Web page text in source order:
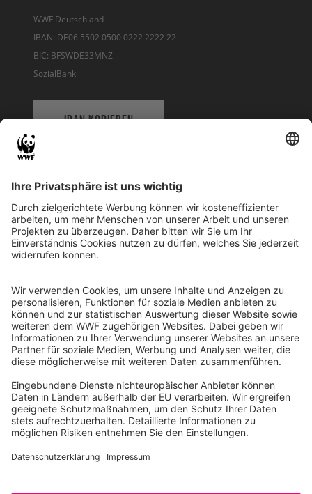
WWF Deutschland
IBAN: DE06 5502 0500 0222 2222 22
BIC: BFSWDE33MNZ
SozialBank
IBAN KOPIEREN
WWF Deutschland
Reinhardtstr. 18
10117 Berlin
Ihre Spende kann steuerlich geltend gemacht werden
Registriert als Stiftung WWF Deutschland, Senatsverwaltung für
Justiz Berlin, Az: 3416/976/2
Umsatzsteuer-Identifikationsnummer: DE 114236103
Freistellungsbescheid: Als gemeinnützige Körperschaft befreit
von der Körperschaftssteuer gem. §5 I 9 KStg. unter der
Steuernummer 27/641/09321